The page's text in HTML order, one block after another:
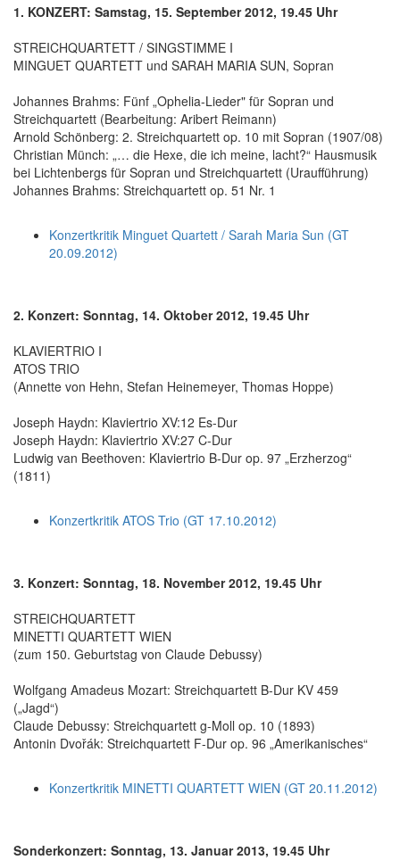
1. KONZERT: Samstag, 15. September 2012, 19.45 Uhr
STREICHQUARTETT / SINGSTIMME I
MINGUET QUARTETT und SARAH MARIA SUN, Sopran
Johannes Brahms: Fünf „Ophelia-Lieder" für Sopran und
Streichquartett (Bearbeitung: Aribert Reimann)
Arnold Schönberg: 2. Streichquartett op. 10 mit Sopran (1907/08)
Christian Münch: „… die Hexe, die ich meine, lacht?“ Hausmusik
bei Lichtenbergs für Sopran und Streichquartett (Uraufführung)
Johannes Brahms: Streichquartett op. 51 Nr. 1
Konzertkritik Minguet Quartett / Sarah Maria Sun (GT
20.09.2012)
2. Konzert: Sonntag, 14. Oktober 2012, 19.45 Uhr
KLAVIERTRIO I
ATOS TRIO
(Annette von Hehn, Stefan Heinemeyer, Thomas Hoppe)
Joseph Haydn: Klaviertrio XV:12 Es-Dur
Joseph Haydn: Klaviertrio XV:27 C-Dur
Ludwig van Beethoven: Klaviertrio B-Dur op. 97 „Erzherzog“
(1811)
Konzertkritik ATOS Trio (GT 17.10.2012)
3. Konzert: Sonntag, 18. November 2012, 19.45 Uhr
STREICHQUARTETT
MINETTI QUARTETT WIEN
(zum 150. Geburtstag von Claude Debussy)
Wolfgang Amadeus Mozart: Streichquartett B-Dur KV 459
(„Jagd“)
Claude Debussy: Streichquartett g-Moll op. 10 (1893)
Antonin Dvořák: Streichquartett F-Dur op. 96 „Amerikanisches“
Konzertkritik MINETTI QUARTETT WIEN (GT 20.11.2012)
Sonderkonzert: Sonntag, 13. Januar 2013, 19.45 Uhr